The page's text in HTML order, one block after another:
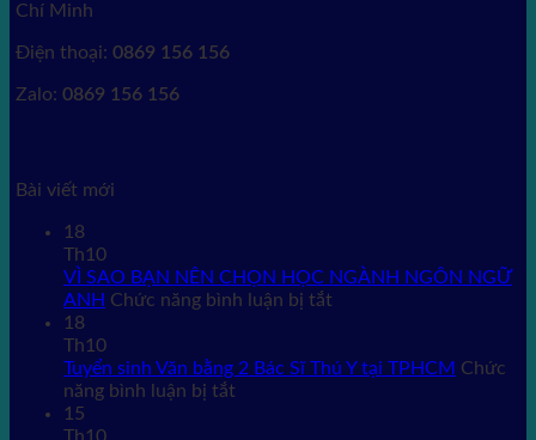
Chí Minh
Điện thoại: 0869 156 156
Zalo: 0869 156 156
Bài viết mới
18
Th10
VÌ SAO BẠN NÊN CHỌN HỌC NGÀNH NGÔN NGỮ
ANH Chức năng bình luận bị tắt
BẠN
18
Th10
Tuyển sinh Văn bằng 2 Bác Sĩ Thú Y tại TPHCM Chức
năng bình luận bị tắt
15